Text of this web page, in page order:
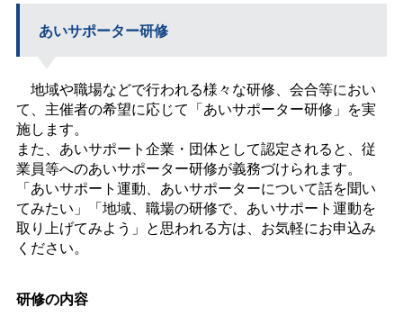
あいサポーター研修
地域や職場などで行われる様々な研修、会合等におい
て、主催者の希望に応じて「あいサポーター研修」を実
施します。
また、あいサポート企業・団体として認定されると、従
業員等へのあいサポーター研修が義務づけられます。
「あいサポート運動、あいサポーターについて話を聞い
てみたい」「地域、職場の研修で、あいサポート運動を
取り上げてみよう」と思われる方は、お気軽にお申込み
ください。
研修の内容